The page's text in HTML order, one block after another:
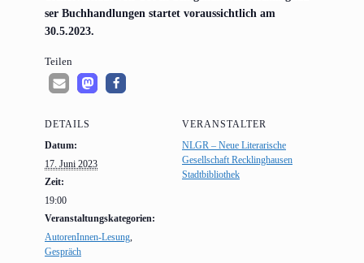
ser Buch­hand­lun­gen star­tet vor­aus­sicht­lich am
30.5.2023.
Tei­len
DETAILS
Datum:
17. Juni 2023
Zeit:
19:00
Veranstaltungskategorien:
AutorenInnen-Lesung,
Gespräch
VERANSTALTER
NLGR – Neue Literarische
Gesellschaft Recklinghausen
Stadtbibliothek